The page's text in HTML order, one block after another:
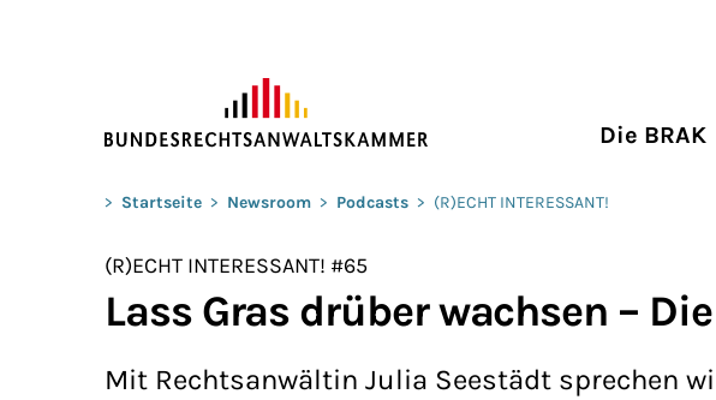
Die BRAK
Sie befinden sich hier:
> Startseite > Newsroom > Podcasts > (R)ECHT INTERESSANT!
(R)ECHT INTERESSANT! #65
Lass Gras drüber wachsen –
Mit Rechtsanwältin Julia Seestädt sprechen